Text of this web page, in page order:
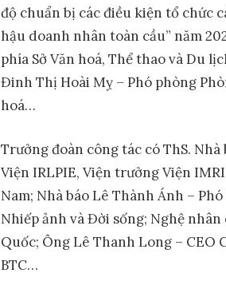
độ chuẩn bị các điều kiện tổ chức
hậu doanh nhân toàn cầu” năm
phía Sở Văn hoá, Thể thao và Du
Đinh Thị Hoài Mỵ – Phó phòng
hoá…
Trưởng đoàn công tác có ThS.
Viện IRLPIE, Viện trưởng Viện
Nam; Nhà báo Lê Thành Ánh –
Nhiếp ảnh và Đời sống; Nghệ
Quốc; Ông Lê Thanh Long –
BTC…